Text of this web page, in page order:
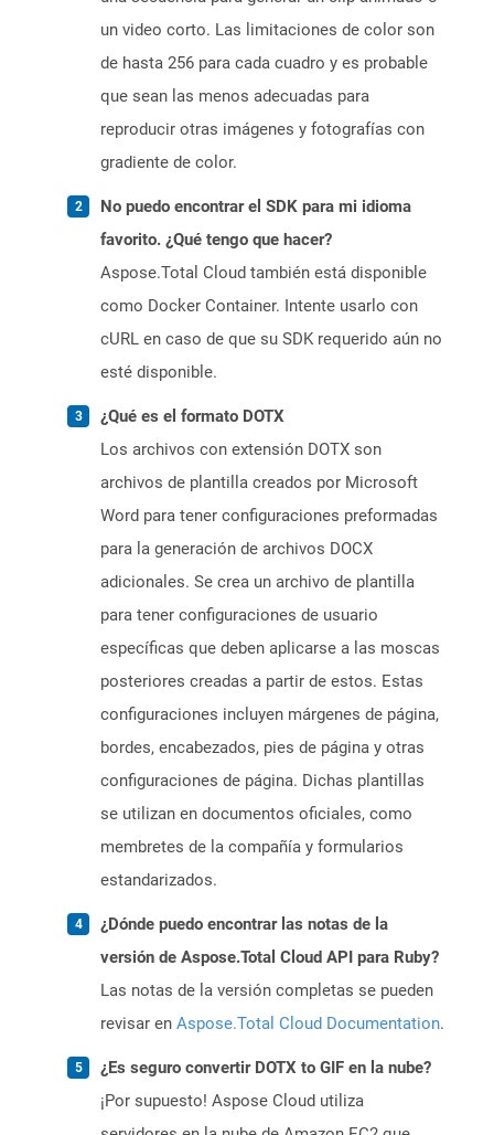
un video corto. Las limitaciones de color son
de hasta 256 para cada cuadro y es probable
que sean las menos adecuadas para
reproducir otras imágenes y fotografías con
gradiente de color.
No puedo encontrar el SDK para mi idioma
favorito. ¿Qué tengo que hacer?
Aspose.Total Cloud también está disponible
como Docker Container. Intente usarlo con
cURL en caso de que su SDK requerido aún no
esté disponible.
¿Qué es el formato DOTX
Los archivos con extensión DOTX son
archivos de plantilla creados por Microsoft
Word para tener configuraciones preformadas
para la generación de archivos DOCX
adicionales. Se crea un archivo de plantilla
para tener configuraciones de usuario
específicas que deben aplicarse a las moscas
posteriores creadas a partir de estos. Estas
configuraciones incluyen márgenes de página,
bordes, encabezados, pies de página y otras
configuraciones de página. Dichas plantillas
se utilizan en documentos oficiales, como
membretes de la compañía y formularios
estandarizados.
¿Dónde puedo encontrar las notas de la
versión de Aspose.Total Cloud API para Ruby?
Las notas de la versión completas se pueden
revisar en Aspose.Total Cloud Documentation.
¿Es seguro convertir DOTX to GIF en la nube?
¡Por supuesto! Aspose Cloud utiliza